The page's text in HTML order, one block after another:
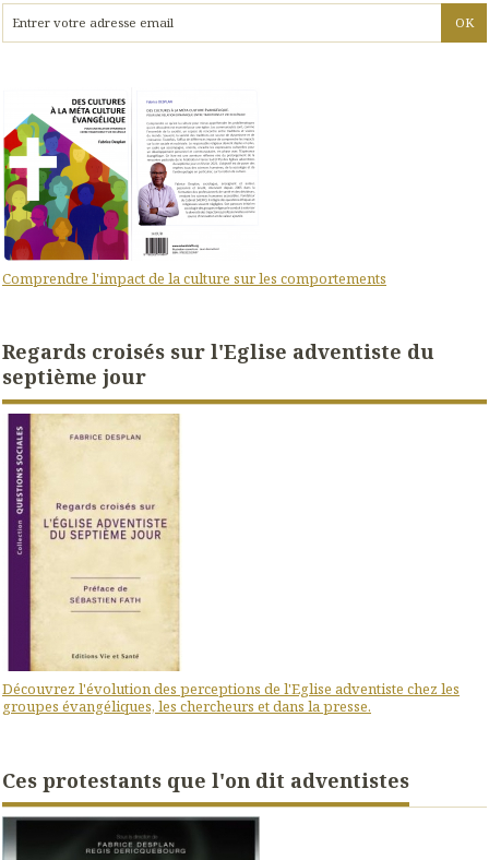
Comprendre l'impact de la culture sur les comportements
Regards croisés sur l'Eglise adventiste du
septième jour
Découvrez l'évolution des perceptions de l'Eglise adventiste chez les
groupes évangéliques, les chercheurs et dans la presse.
Ces protestants que l'on dit adventistes